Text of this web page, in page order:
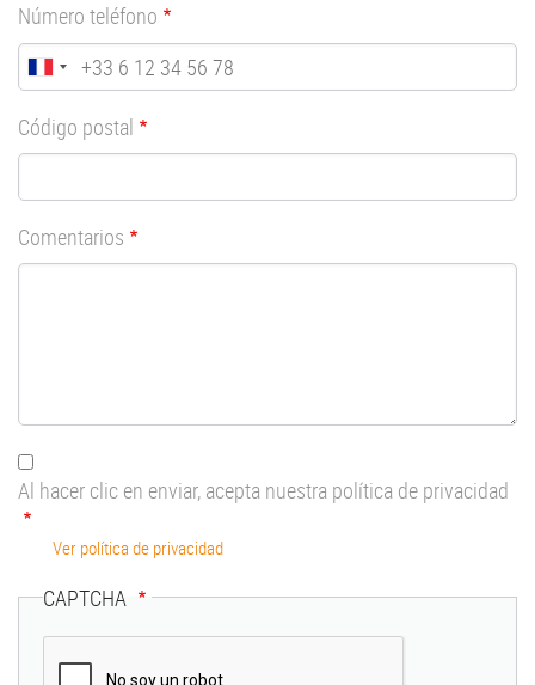
Número teléfono
Código postal
Comentarios
Al hacer clic en enviar, acepta nuestra política de privacidad
Ver política de privacidad
CAPTCHA